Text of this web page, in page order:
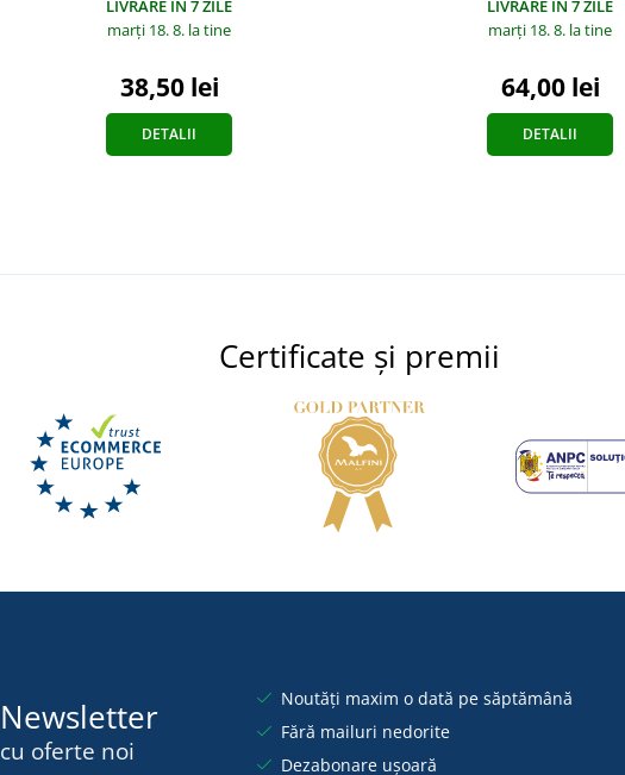
LIVRARE ÎN 7 ZILE
marți 18. 8. la tine
38,50 lei
DETALII
LIVRARE ÎN 7 ZILE
marți 18. 8. la tine
64,00 lei
DETALII
Certificate și premii
Newsletter
cu oferte noi
Noutăți maxim o dată pe săptămână
Fără mailuri nedorite
Dezabonare ușoară